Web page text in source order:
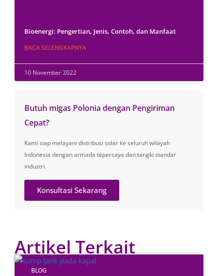
Bioenergi: Pengertian, Jenis, Contoh, dan Manfaat
BACA SELENGKAPNYA
10 November 2022
Butuh migas Polonia dengan Pengiriman
Cepat?
Kami siap melayani distribusi solar ke seluruh wilayah
Indonesia dengan armada tepercaya dan tangki standar
industri.
Konsultasi Sekarang
Artikel Terkait
BLOG